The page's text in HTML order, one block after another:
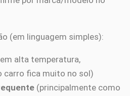
(em linguagem simples):
alta temperatura,
carro fica muito no sol)
(principalmente como